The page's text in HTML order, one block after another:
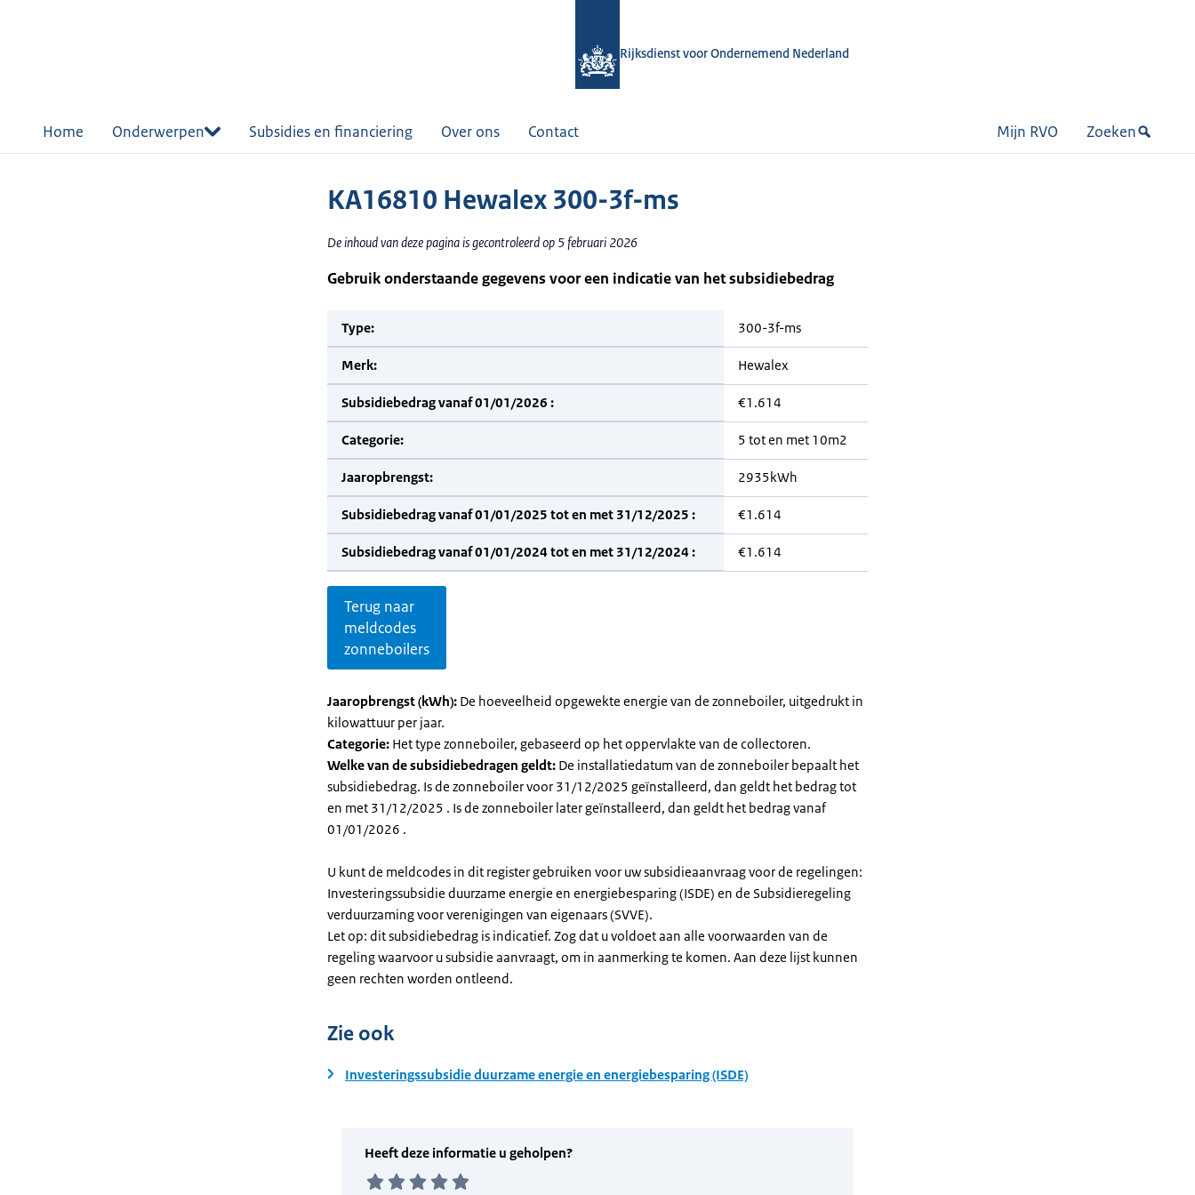
Rijksdienst voor Ondernemend Nederland
Home Onderwerpen Subsidies en financiering Over ons Contact Mijn RVO Zoeken
KA16810 Hewalex 300-3f-ms
De inhoud van deze pagina is gecontroleerd op 5 februari 2026
Gebruik onderstaande gegevens voor een indicatie van het subsidiebedrag
Type: 300-3f-ms
Merk: Hewalex
Subsidiebedrag vanaf 01/01/2026 : €1.614
Categorie: 5 tot en met 10m2
Jaaropbrengst: 2935kWh
Subsidiebedrag vanaf 01/01/2025 tot en met 31/12/2025 : €1.614
Subsidiebedrag vanaf 01/01/2024 tot en met 31/12/2024 : €1.614
Terug naar
meldcodes
zonneboilers
Jaaropbrengst (kWh): De hoeveelheid opgewekte energie van de zonneboiler, uitgedrukt in
kilowattuur per jaar.
Categorie: Het type zonneboiler, gebaseerd op het oppervlakte van de collectoren.
Welke van de subsidiebedragen geldt: De installatiedatum van de zonneboiler bepaalt het
subsidiebedrag. Is de zonneboiler voor 31/12/2025 geïnstalleerd, dan geldt het bedrag tot
en met 31/12/2025 . Is de zonneboiler later geïnstalleerd, dan geldt het bedrag vanaf
01/01/2026 .
U kunt de meldcodes in dit register gebruiken voor uw subsidieaanvraag voor de regelingen:
Investeringssubsidie duurzame energie en energiebesparing (ISDE) en de Subsidieregeling
verduurzaming voor verenigingen van eigenaars (SVVE).
Let op: dit subsidiebedrag is indicatief. Zog dat u voldoet aan alle voorwaarden van de
regeling waarvoor u subsidie aanvraagt, om in aanmerking te komen. Aan deze lijst kunnen
geen rechten worden ontleend.
Zie ook
Investeringssubsidie duurzame energie en energiebesparing (ISDE)